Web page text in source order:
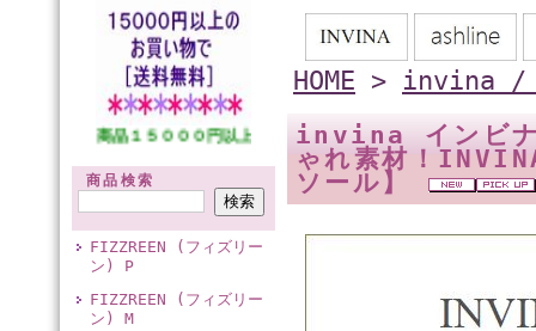
商品１５０００円以上送料サービス・・ ★★ 代引手数料３００円・・
商品検索
FIZZREEN (フィズリー
ン) P
FIZZREEN (フィズリー
ン) M
HOME > invina /
invina インビ
ゃれ素材！
ソール】